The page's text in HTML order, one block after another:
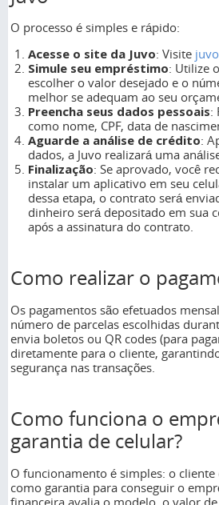
O processo é simples e rápido:
Acesse o site da Juvo: Visite
Simule seu empréstimo: Utilize
escolher o valor desejado e o
melhor se adequam ao seu
Preencha seus dados pessoais:
como nome, CPF, data de
Aguarde a análise de crédito:
dados, a Juvo realizará uma
Finalização: Se aprovado, você
instalar um aplicativo em seu
dessa etapa, o contrato será
dinheiro será depositado em sua
após a assinatura do contrato.
Como realizar o
Os pagamentos são efetuados
número de parcelas escolhidas
envia boletos ou QR codes (para
diretamente para o cliente,
segurança nas transações.
Como funciona o
garantia de celular?
O funcionamento é simples: o cliente
como garantia para conseguir o
financeira avalia o modelo, o valor